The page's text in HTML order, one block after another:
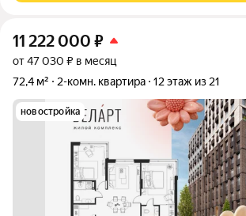
11 222 000 ₽
от 47 030 ₽ в месяц
72,4 м²
2-комн. квартира 12 этаж из 21
новостройка